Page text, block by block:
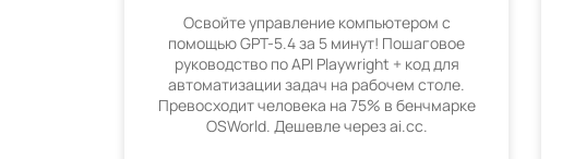
Освойте управление компьютером с
помощью GPT-5.4 за 5 минут! Пошаговое
руководство по API Playwright + код для
автоматизации задач на рабочем столе.
Превосходит человека на 75% в бенчмарке
OSWorld. Дешевле через ai.cc.